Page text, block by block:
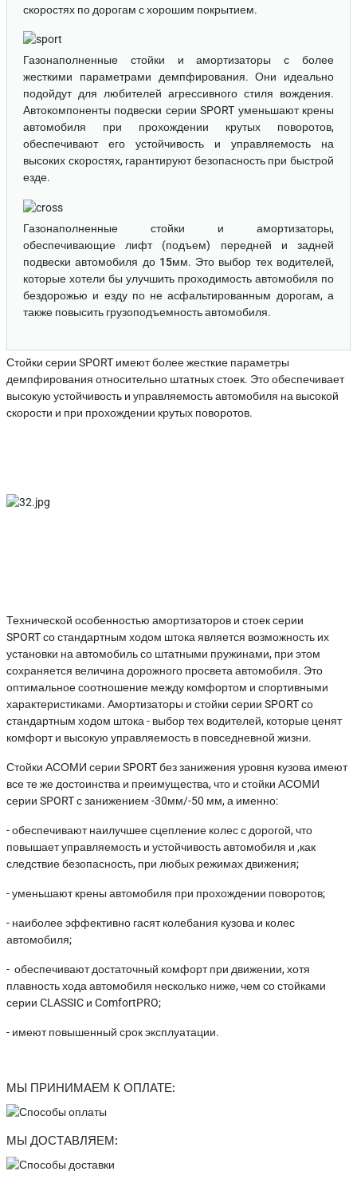
скоростях по дорогам с хорошим покрытием.
Газонаполненные стойки и амортизаторы с более
жесткими параметрами демпфирования. Они идеально
подойдут для любителей агрессивного стиля вождения.
Автокомпоненты подвески серии SPORT уменьшают крены
автомобиля при прохождении крутых поворотов,
обеспечивают его устойчивость и управляемость на
высоких скоростях, гарантируют безопасность при быстрой
езде.
Газонаполненные стойки и амортизаторы,
обеспечивающие лифт (подъем) передней и задней
подвески автомобиля до 15мм. Это выбор тех водителей,
которые хотели бы улучшить проходимость автомобиля по
бездорожью и езду по не асфальтированным дорогам, а
также повысить грузоподъемность автомобиля.
Стойки серии SPORT имеют более жесткие параметры
демпфирования относительно штатных стоек. Это обеспечивает
высокую устойчивость и управляемость автомобиля на высокой
скорости и при прохождении крутых поворотов.
Технической особенностью амортизаторов и стоек серии
SPORTсо стандартным ходом штока является возможность их
установки на автомобиль со штатными пружинами, при этом
сохраняется величина дорожного просвета автомобиля. Это
оптимальное соотношение между комфортом и спортивными
характеристиками. Амортизаторы и стойки серии SPORT со
стандартным ходом штока - выбор тех водителей, которые ценят
комфорт и высокую управляемость в повседневной жизни.
Стойки АСОМИ серии SPORT без занижения уровня кузова имеют
все те же достоинства и преимущества, что и стойки АСОМИ
серии SPORT с занижением -30мм/-50 мм, а именно:
- обеспечивают наилучшее сцепление колес с дорогой, что
повышает управляемость и устойчивость автомобиля и ,как
следствие безопасность, при любых режимах движения;
- уменьшают крены автомобиля при прохождении поворотов;
- наиболее эффективно гасят колебания кузова и колес
автомобиля;
- обеспечивают достаточный комфорт при движении, хотя
плавность хода автомобиля несколько ниже, чем со стойками
серии CLASSIC и ComfortPRO;
- имеют повышенный срок эксплуатации.
МЫ ПРИНИМАЕМ К ОПЛАТЕ:
МЫ ДОСТАВЛЯЕМ: